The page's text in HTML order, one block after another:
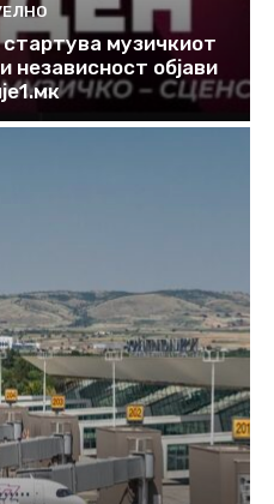
музичкиот
независност објави